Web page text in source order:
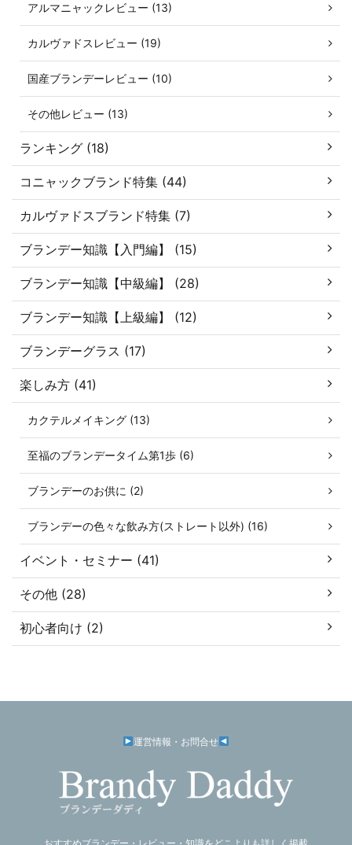
アルマニャックレビュー (13)
カルヴァドスレビュー (19)
国産ブランデーレビュー (10)
その他レビュー (13)
ランキング (18)
コニャックブランド特集 (44)
カルヴァドスブランド特集 (7)
ブランデー知識【入門編】 (15)
ブランデー知識【中級編】 (28)
ブランデー知識【上級編】 (12)
ブランデーグラス (17)
楽しみ方 (41)
カクテルメイキング (13)
至福のブランデータイム第1歩 (6)
ブランデーのお供に (2)
ブランデーの色々な飲み方(ストレート以外) (16)
イベント・セミナー (41)
その他 (28)
初心者向け (2)
運営情報・お問合せ